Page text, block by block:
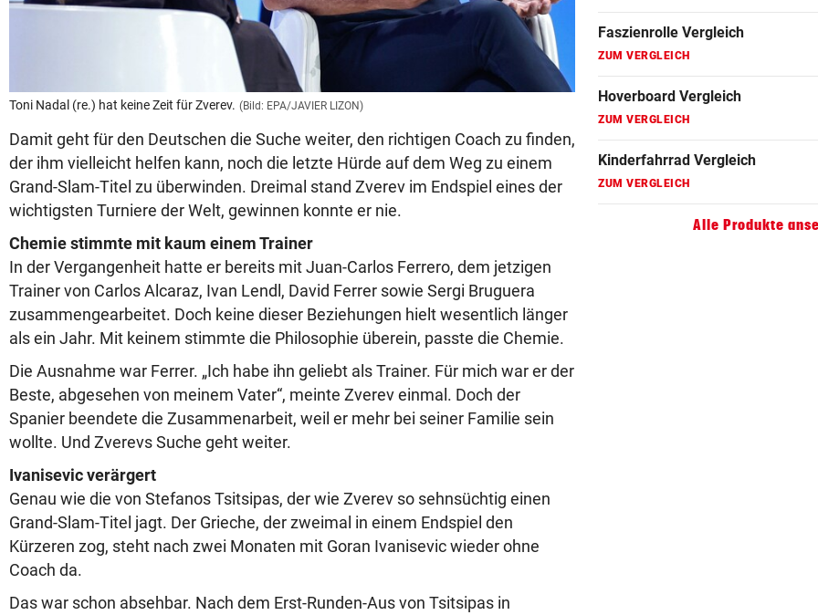
Toni Nadal (re.) hat keine Zeit für Zverev. (Bild: EPA/JAVIER LIZON)
Damit geht für den Deutschen die Suche weiter, den richtigen Coach zu finden,
der ihm vielleicht helfen kann, noch die letzte Hürde auf dem Weg zu einem
Grand-Slam-Titel zu überwinden. Dreimal stand Zverev im Endspiel eines der
wichtigsten Turniere der Welt, gewinnen konnte er nie.
Chemie stimmte mit kaum einem Trainer
In der Vergangenheit hatte er bereits mit Juan-Carlos Ferrero, dem jetzigen
Trainer von Carlos Alcaraz, Ivan Lendl, David Ferrer sowie Sergi Bruguera
zusammengearbeitet. Doch keine dieser Beziehungen hielt wesentlich länger
als ein Jahr. Mit keinem stimmte die Philosophie überein, passte die Chemie.
Die Ausnahme war Ferrer. „Ich habe ihn geliebt als Trainer. Für mich war er der
Beste, abgesehen von meinem Vater“, meinte Zverev einmal. Doch der
Spanier beendete die Zusammenarbeit, weil er mehr bei seiner Familie sein
wollte. Und Zverevs Suche geht weiter.
Ivanisevic verärgert
Genau wie die von Stefanos Tsitsipas, der wie Zverev so sehnsüchtig einen
Grand-Slam-Titel jagt. Der Grieche, der zweimal in einem Endspiel den
Kürzeren zog, steht nach zwei Monaten mit Goran Ivanisevic wieder ohne
Coach da.
Das war schon absehbar. Nach dem Erst-Runden-Aus von Tsitsipas in
Faszienrolle Vergleich
ZUM VERGLEICH
Hoverboard Vergleich
ZUM VERGLEICH
Kinderfahrrad Vergleich
ZUM VERGLEICH
Alle Produkte